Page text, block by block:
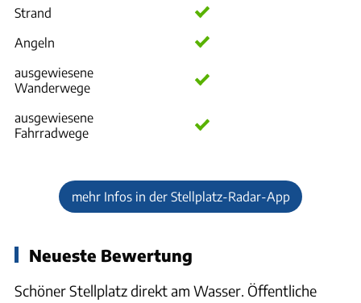
Strand
Angeln
ausgewiesene
Wanderwege
ausgewiesene
Fahrradwege
mehr Infos in der Stellplatz-Radar-App
Neueste Bewertung
Schöner Stellplatz direkt am Wasser. Öffentliche